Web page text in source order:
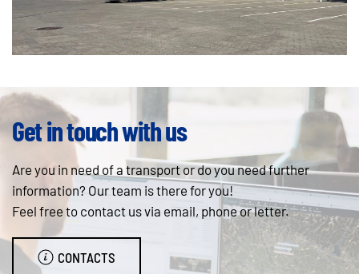
Get in touch with us
Are you in need of a transport or do you need further
information? Our team is there for you!
Feel free to contact us via email, phone or letter.
CONTACTS